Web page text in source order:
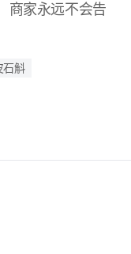
商家永远不会告
石斛